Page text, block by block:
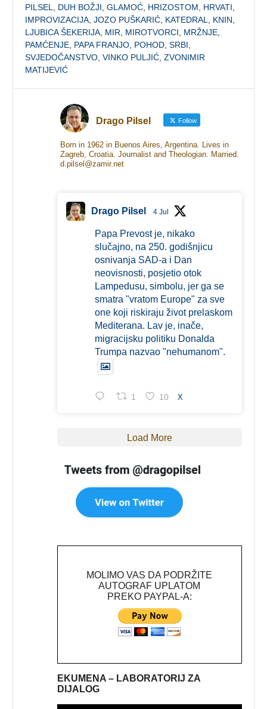
PILSEL
DUH BOŽJI ,GLAMOĆ HRIZOSTOM HRVATI
IMPROVIZACIJA ,JOZO PUŠKARIĆ KATEDRAL KNIN
LJUBICA ŠEKERIJA MIR MIROTVORCI MRŽNJE
PAMĆENJE PAPA FRANJO POHOD ,SRBI
SVJEDOČANSTVO ,VINKO PULJIĆ ,ZVONIMIR
MATIJEVIĆ
Drago Pilsel Follow
Born in 1962 in Buenos Aires, Argentina. Lives in
Zagreb, Croatia. Journalist and Theologian. Married.
d.pilsel@zamir.net
Drago Pilsel 4 Jul
Papa Prevost je, nikako
slučajno, na 250. godišnjicu
osnivanja SAD-a i Dan
neovisnosti, posjetio otok
Lampedusu, simbolu, jer ga se
smatra "vratom Europe" za sve
one koji riskiraju život prelaskom
Mediterana. Lav je, inače,
migracijsku politiku Donalda
Trumpa nazvao "nehumanom".
1 10 X
Load More
MOLIMO VAS DA PODRŽITE
AUTOGRAF UPLATOM
PREKO PAYPAL-A:
EKUMENA – LABORATORIJ ZA
DIJALOG